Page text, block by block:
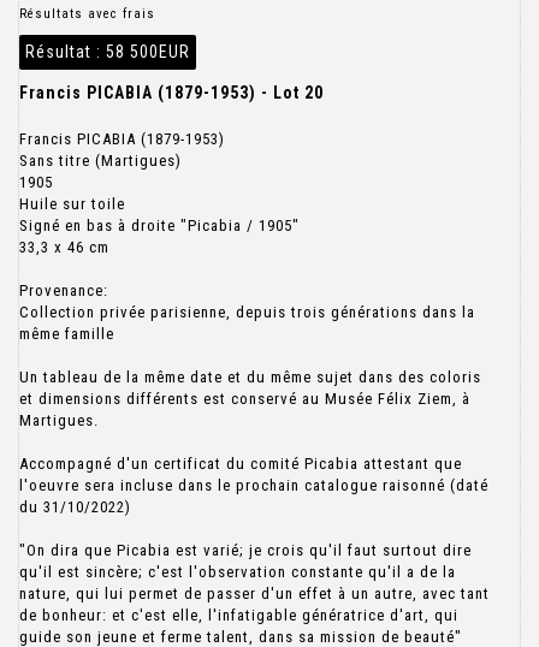
Résultats avec frais
Résultat : 58 500EUR
Francis PICABIA (1879-1953) - Lot 20
Francis PICABIA (1879-1953)
Sans titre (Martigues)
1905
Huile sur toile
Signé en bas à droite "Picabia / 1905"
33,3 x 46 cm
Provenance:
Collection privée parisienne, depuis trois générations dans la
même famille
Un tableau de la même date et du même sujet dans des coloris
et dimensions différents est conservé au Musée Félix Ziem, à
Martigues.
Accompagné d'un certificat du comité Picabia attestant que
l'oeuvre sera incluse dans le prochain catalogue raisonné (daté
du 31/10/2022)
"On dira que Picabia est varié; je crois qu'il faut surtout dire
qu'il est sincère; c'est l'observation constante qu'il a de la
nature, qui lui permet de passer d'un effet à un autre, avec tant
de bonheur: et c'est elle, l'infatigable génératrice d'art, qui
guide son jeune et ferme talent, dans sa mission de beauté"